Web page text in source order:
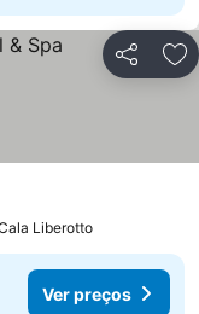
Partilhar
Liberotto
Ver preços